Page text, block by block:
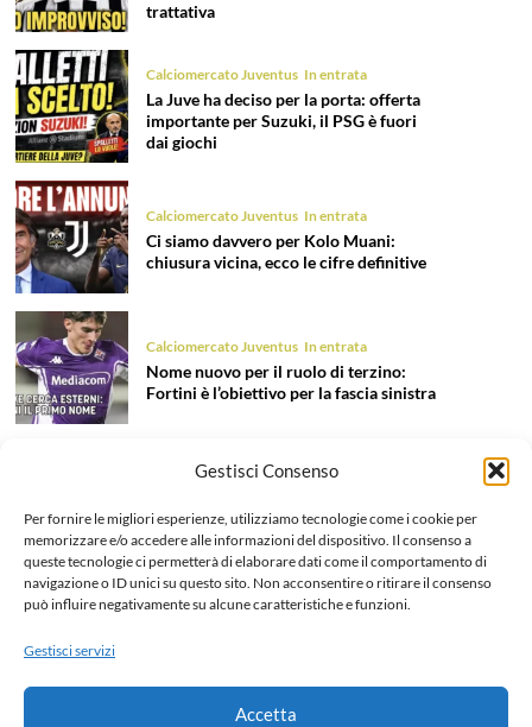
Gestisci Consenso
Per fornire le migliori esperienze, utilizziamo tecnologie come i cookie per
memorizzare e/o accedere alle informazioni del dispositivo. Il consenso a
queste tecnologie ci permetterà di elaborare dati come il comportamento di
navigazione o ID unici su questo sito. Non acconsentire o ritirare il consenso
può influire negativamente su alcune caratteristiche e funzioni.
Gestisci servizi
Accetta
trattativa
Calciomercato Juventus In entrata
La Juve ha deciso per la porta: offerta
importante per Suzuki, il PSG è fuori
dai giochi
Calciomercato Juventus In entrata
Ci siamo davvero per Kolo Muani:
chiusura vicina, ecco le cifre definitive
Calciomercato Juventus In entrata
Nome nuovo per il ruolo di terzino:
Fortini è l’obiettivo per la fascia sinistra
Calciomercato Juventus In entrata
il colpo dell’estate 2026!
Calciomercato Juventus In uscita